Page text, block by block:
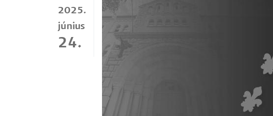
Gyógyítás
Egyetemi élet
2025.
június
24.